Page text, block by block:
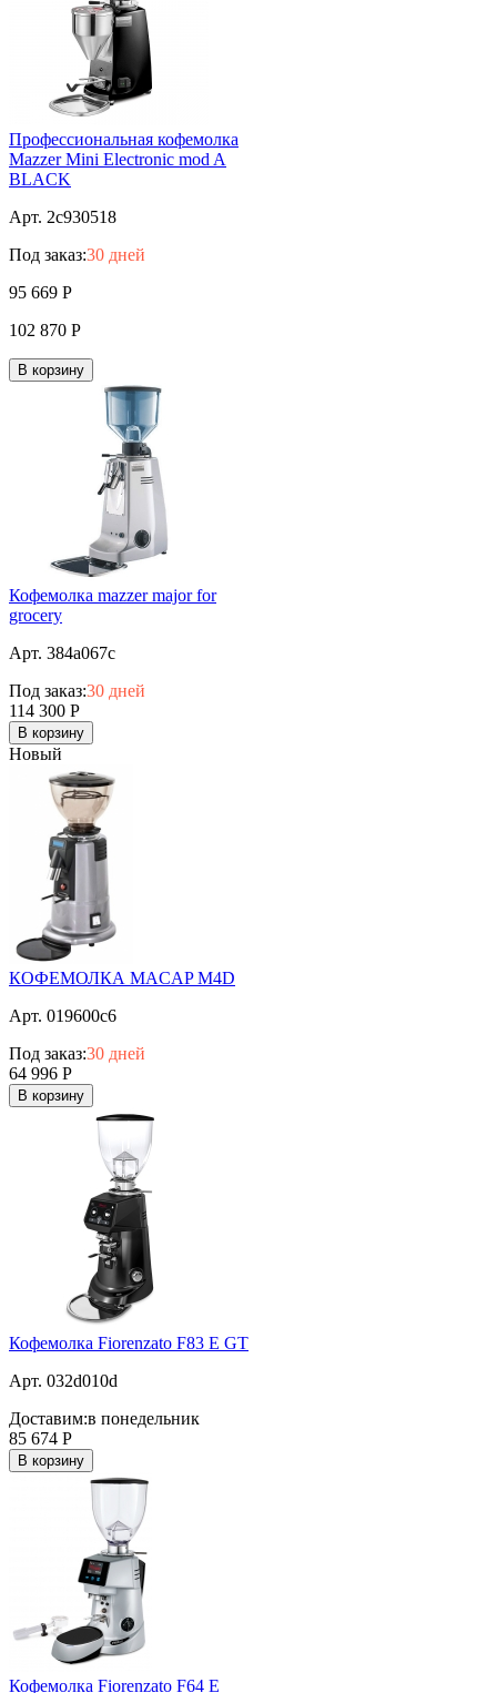
Профессиональная кофемолка
Mazzer Mini Electronic mod A
BLACK
Арт. 2c930518
Под заказ:30 дней
95 669 Р
102 870 Р
В корзину
Кофемолка mazzer major for
grocery
Арт. 384a067c
Под заказ:30 дней
114 300 Р
В корзину
Новый
КОФЕМОЛКА MACAP M4D
Арт. 019600c6
Под заказ:30 дней
64 996 Р
В корзину
Кофемолка Fiorenzato F83 E GT
Арт. 032d010d
Доставим:в понедельник
85 674 Р
В корзину
Кофемолка Fiorenzato F64 E